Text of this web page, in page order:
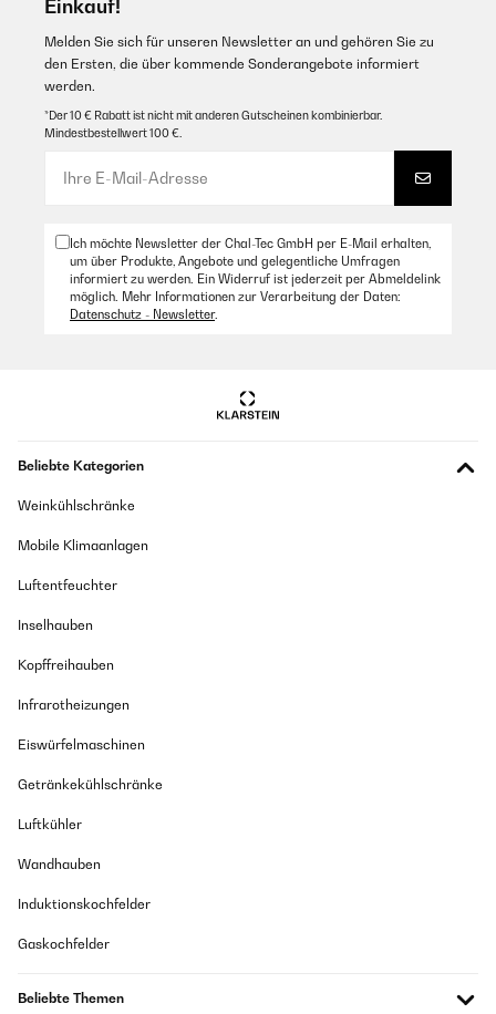
eigenständig überprüft
Übersetzen
Einkauf!
Melden Sie sich für unseren Newsletter an und gehören Sie zu
den Ersten, die über kommende Sonderangebote informiert
werden.
*Der 10 € Rabatt ist nicht mit anderen Gutscheinen kombinierbar.
Mindestbestellwert 100 €.
Ich möchte Newsletter der Chal-Tec GmbH per E-Mail erhalten,
um über Produkte, Angebote und gelegentliche Umfragen
informiert zu werden. Ein Widerruf ist jederzeit per Abmeldelink
möglich. Mehr Informationen zur Verarbeitung der Daten:
Datenschutz - Newsletter.
Beliebte Kategorien
Weinkühlschränke
Mobile Klimaanlagen
Luftentfeuchter
Inselhauben
Kopffreihauben
Infrarotheizungen
Eiswürfelmaschinen
Getränkekühlschränke
Luftkühler
Wandhauben
Induktionskochfelder
Gaskochfelder
Beliebte Themen